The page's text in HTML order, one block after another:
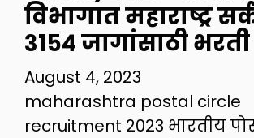
विभागात महाराष्ट्र
३१५४ जागांसाठी भरती
August 4, 2023
maharashtra postal circle
recruitment 2023 भारतीय